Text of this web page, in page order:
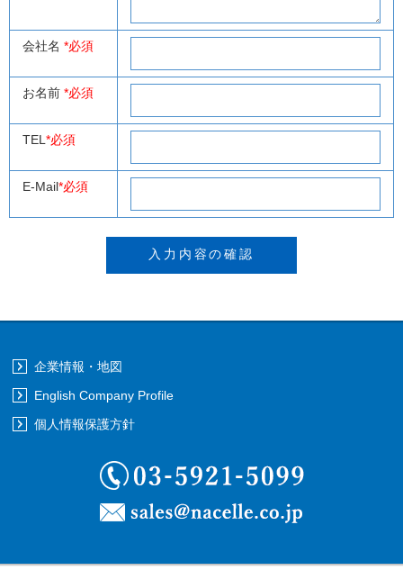
会社名 *必須
お名前 *必須
TEL *必須
E-Mail*必須
企業情報・地図
English Company Profile
個人情報保護方針